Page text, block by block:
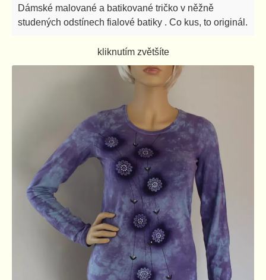
Dámské malované a batikované tričko v něžně
studených odstínech fialové batiky . Co kus, to originál.
kliknutím zvětšíte